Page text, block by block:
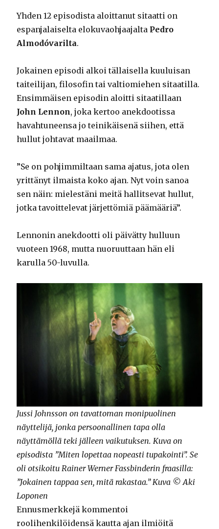
Yhden 12 episodista aloittanut sitaatti on
espanjalaiselta elokuvaohjaajalta Pedro
Almodóvarilta.
Jokainen episodi alkoi tällaisella kuuluisan
taiteilijan, filosofin tai valtiomiehen sitaatilla.
Ensimmäisen episodin aloitti sitaatillaan
John Lennon, joka kertoo anekdootissa
havahtuneensa jo teinikäisenä siihen, että
hullut johtavat maailmaa.
”Se on pohjimmiltaan sama ajatus, jota olen
yrittänyt ilmaista koko ajan. Nyt voin sanoa
sen näin: mielestäni meitä hallitsevat hullut,
jotka tavoittelevat järjettömiä päämääriä”.
Lennonin anekdootti oli päivätty hulluun
vuoteen 1968, mutta nuoruuttaan hän eli
karulla 50-luvulla.
Jussi Johnsson on tavattoman monipuolinen
näyttelijä, jonka persoonallinen tapa olla
näyttämöllä teki jälleen vaikutuksen. Kuva on
episodista ”Miten lopettaa nopeasti tupakointi”. Se
oli otsikoitu Rainer Werner Fassbinderin fraasilla:
”Jokainen tappaa sen, mitä rakastaa.” Kuva © Aki
Loponen
Ennusmerkkejä kommentoi
roolihenkilöidensä kautta ajan ilmiöitä